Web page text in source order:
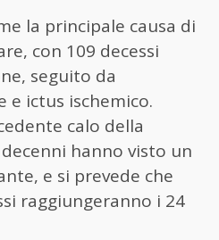
la principale causa di
con 109 decessi
seguito da
e ictus ischemico.
calo della
hanno visto un
e si prevede che
raggiungeranno i 24